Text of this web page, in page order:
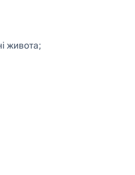
живота;